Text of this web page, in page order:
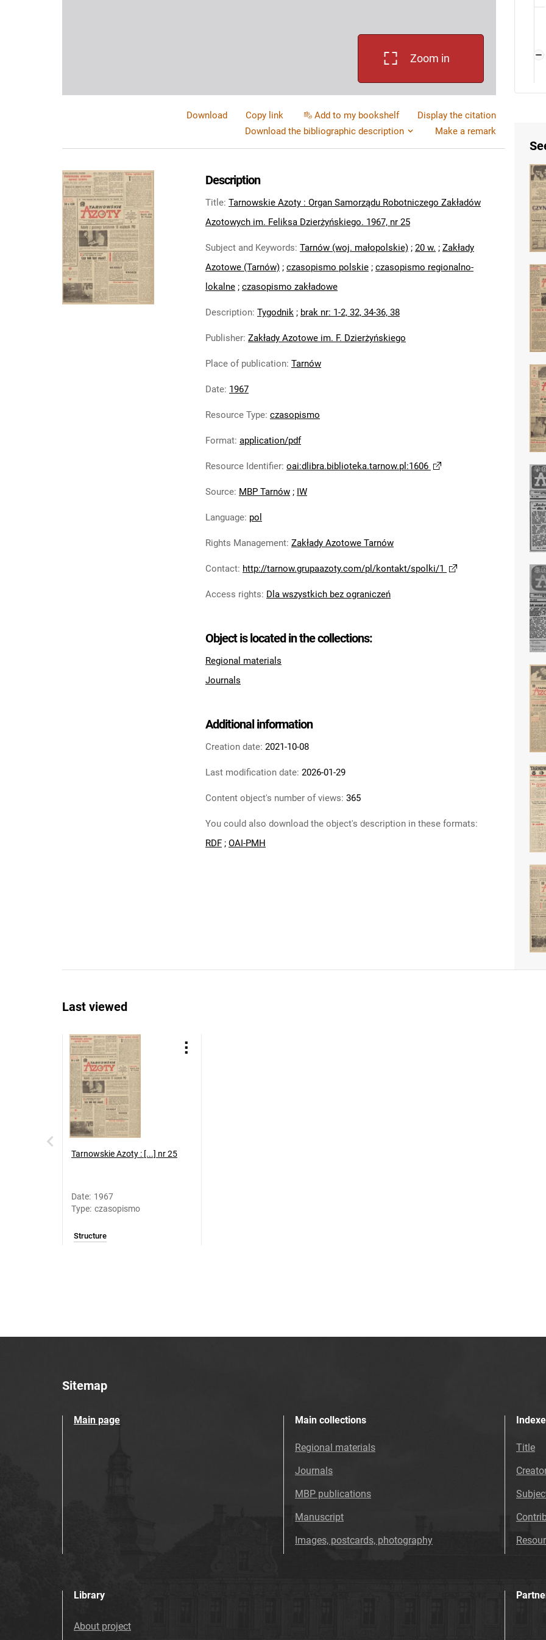
Zoom in
Download Copy link Add to my bookshelf
Display the citation
Download the bibliographic description
Make a remark
Description
Title: Tarnowskie Azoty : Organ Samorządu Robotniczego Zakładów
Azotowych im. Feliksa Dzierżyńskiego. 1967, nr 25
Subject and Keywords: Tarnów (woj. małopolskie) ; 20 w. ; Zakłady
Azotowe (Tarnów) ; czasopismo polskie ; czasopismo regionalno-
lokalne ; czasopismo zakładowe
Description: Tygodnik ; brak nr: 1-2, 32, 34-36, 38
Publisher: Zakłady Azotowe im. F. Dzierżyńskiego
Place of publication: Tarnów
Date: 1967
Resource Type: czasopismo
Format: application/pdf
Resource Identifier: oai:dlibra.biblioteka.tarnow.pl:1606
Source: MBP Tarnów ; IW
Language: pol
Rights Management: Zakłady Azotowe Tarnów
Contact: http://tarnow.grupaazoty.com/pl/kontakt/spolki/1
Access rights: Dla wszystkich bez ograniczeń
Object is located in the collections:
Regional materials
Journals
Additional information
Creation date: 2021-10-08
Last modification date: 2026-01-29
Content object's number of views: 365
You could also download the object's description in these formats:
RDF ; OAI-PMH
Last viewed
Tarnowskie Azoty : [...] nr 25
Date: 1967
Type: czasopismo
Structure
Sitemap
Main page Main collections
Regional materials
Journals
MBP publications
Manuscript
Images, postcards, photography
Title
Library
About project